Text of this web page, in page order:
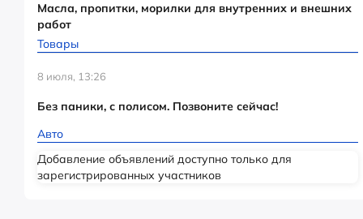
Масла, пропитки, морилки для внутренних и внешних
работ
Товары
8 июля, 13:26
Без паники, с полисом. Позвоните сейчас!
Авто
Добавление объявлений доступно только для
зарегистрированных участников